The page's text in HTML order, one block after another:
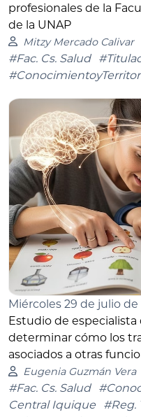
profesionales de la
de la UNAP
Mitzy Mercado Calivar
#Fac. Cs. Salud
Miércoles 29 de julio de
Estudio de especialista
determinar cómo los
asociados a otras
Eugenia Guzmán Vera
#Fac. Cs. Salud
Central Iquique
#Reg.